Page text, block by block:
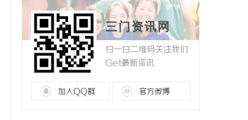
三门资讯网
扫一扫二维码关注我们
Get最新资讯
加入QQ群 官方微博